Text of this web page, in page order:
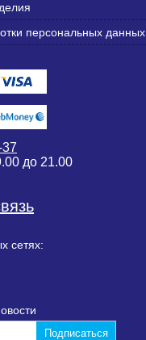
персональных данных
до 21.00
сетях: